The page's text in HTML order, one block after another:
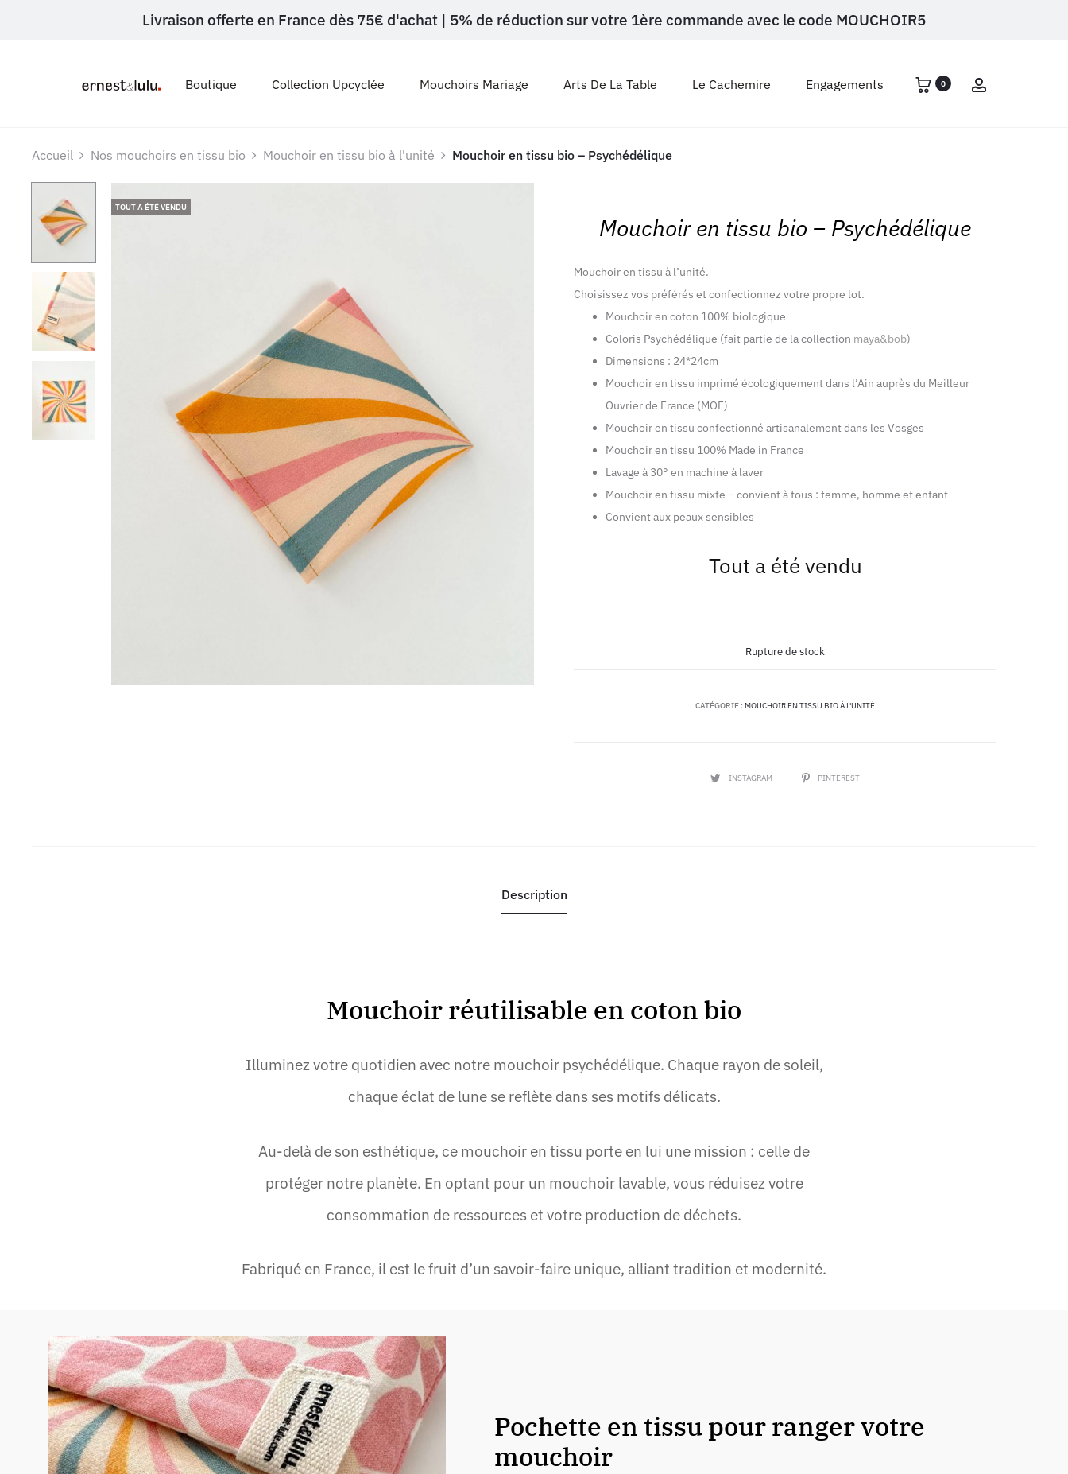
Livraison offerte en France dès 75€ d'achat | 5% de réduction sur votre 1ère commande avec le code MOUCHOIR5
Boutique Collection Upcyclée Mouchoirs Mariage Arts De La Table Le Cachemire Engagements 0
Accueil Nos mouchoirs en tissu bio Mouchoir en tissu bio à l'unité Mouchoir en tissu bio – Psychédélique
TOUT A ÉTÉ VENDU
Mouchoir en tissu bio – Psychédélique
Mouchoir en tissu à l’unité.
Choisissez vos préférés et confectionnez votre propre lot.
Mouchoir en coton 100% biologique
Coloris Psychédélique (fait partie de la collection maya&bob)
Dimensions : 24*24cm
Mouchoir en tissu imprimé écologiquement dans l’Ain auprès du Meilleur
Ouvrier de France (MOF)
Mouchoir en tissu confectionné artisanalement dans les Vosges
Mouchoir en tissu 100% Made in France
Lavage à 30° en machine à laver
Mouchoir en tissu mixte – convient à tous : femme, homme et enfant
Convient aux peaux sensibles
Tout a été vendu
Rupture de stock
CATÉGORIE : MOUCHOIR EN TISSU BIO À L'UNITÉ
PARTAGERINSTAGRAM PINTEREST
Description
Mouchoir réutilisable en coton bio
Illuminez votre quotidien avec notre mouchoir psychédélique. Chaque rayon de soleil,
chaque éclat de lune se reflète dans ses motifs délicats.
Au-delà de son esthétique, ce mouchoir en tissu porte en lui une mission : celle de
protéger notre planète. En optant pour un mouchoir lavable, vous réduisez votre
consommation de ressources et votre production de déchets.
Fabriqué en France, il est le fruit d’un savoir-faire unique, alliant tradition et modernité.
Pochette en tissu pour ranger votre
mouchoir